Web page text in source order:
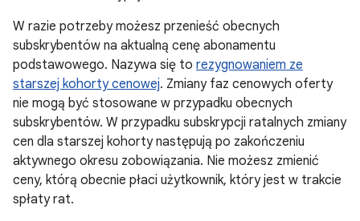
W razie potrzeby możesz przenieść obecnych
subskrybentów na aktualną cenę abonamentu
podstawowego. Nazywa się to rezygnowaniem ze
starszej kohorty cenowej. Zmiany faz cenowych oferty
nie mogą być stosowane w przypadku obecnych
subskrybentów. W przypadku subskrypcji ratalnych zmiany
cen dla starszej kohorty następują po zakończeniu
aktywnego okresu zobowiązania. Nie możesz zmienić
ceny, którą obecnie płaci użytkownik, który jest w trakcie
spłaty rat.